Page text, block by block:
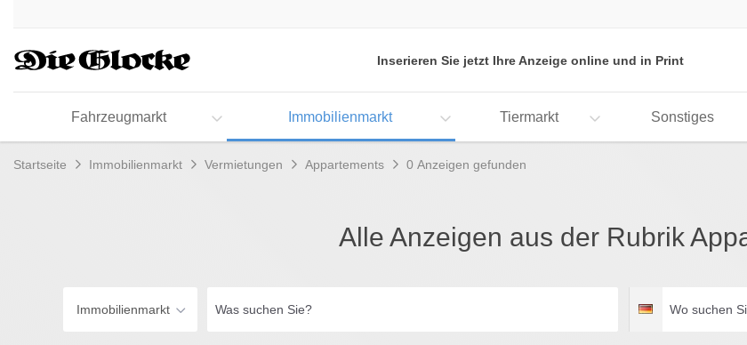
aktivieren
zur
Inserieren Sie jetzt Ihre Anzeige online und in Print
Fahrzeugmarkt Immobilienmarkt Tiermarkt Sonstiges
Startseite Immobilienmarkt Vermietungen Appartements 0 Anzeigen gefunden
Alle Anzeigen aus der Rubrik
Immobilienmarkt
suchen
Deutschland
suchen